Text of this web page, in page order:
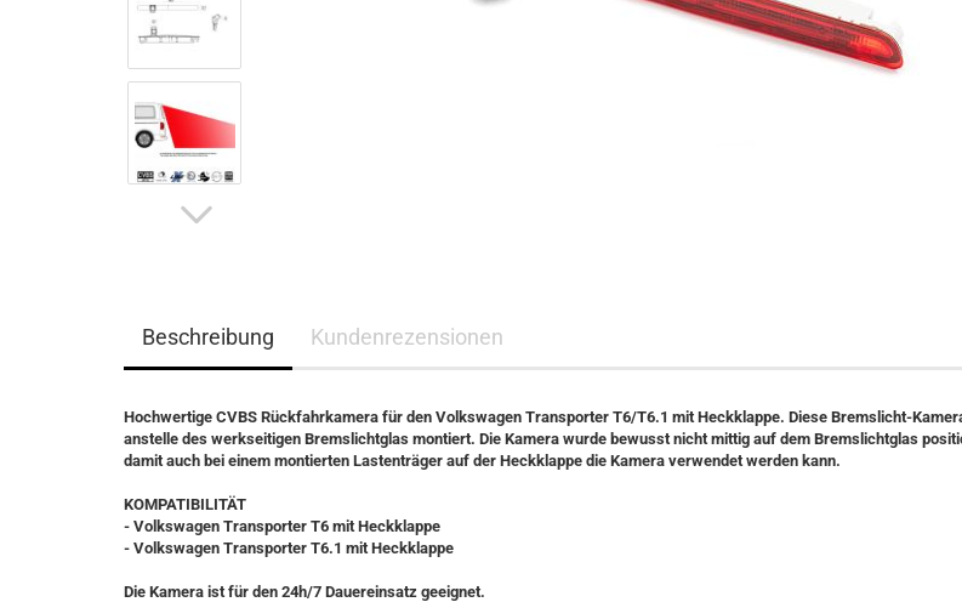
Beschreibung Kundenrezensionen
Hochwertige CVBS Rückfahrkamera für den Volkswagen Transporter T6/T6.1 mit Heckklappe. Diese Bremslicht-
anstelle des werkseitigen Bremslichtglas montiert. Die Kamera wurde bewusst nicht mittig auf dem Bremslichtglas
damit auch bei einem montierten Lastenträger auf der Heckklappe die Kamera verwendet werden kann.
KOMPATIBILITÄT
- Volkswagen Transporter T6 mit Heckklappe
- Volkswagen Transporter T6.1 mit Heckklappe
Die Kamera ist für den 24h/7 Dauereinsatz geeignet.